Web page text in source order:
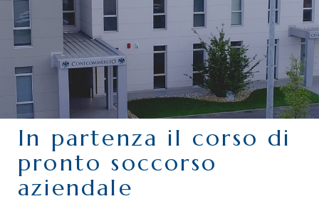
SERVIZI
CATEGORIE
DELEGAZIONI
ATTIVITÀ STORICHE
PERIODICO
PERCHÉ ASSOCIARSI?
DOVE SIAMO
CONTATTI
In partenza il corso di
pronto soccorso
aziendale